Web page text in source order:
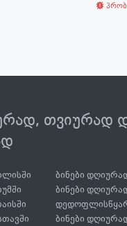
თვიურად
ბინები
ბინები
ბინები